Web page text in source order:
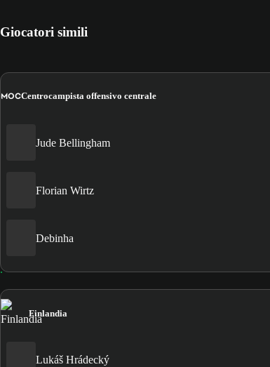
Giocatori simili
MOCCentrocampista offensivo centrale
Jude Bellingham
Florian Wirtz
Debinha
Finlandia
Lukáš Hrádecký